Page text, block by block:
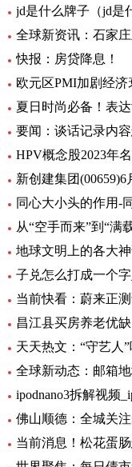
jd是什么牌子（jd是
全球新资讯：石家
快报：房贷降息！
欧元区PMI加剧经
夏日时尚必备！表
要闻：谈话记录内
HPV概念股2023年
同心大小头的作用-
地球文明上的各大
子兑怎么打成一个
当前快看：蔚来正
ipodnano3拆解视频
佛山顺德：全城关
当前消息！松花蛋